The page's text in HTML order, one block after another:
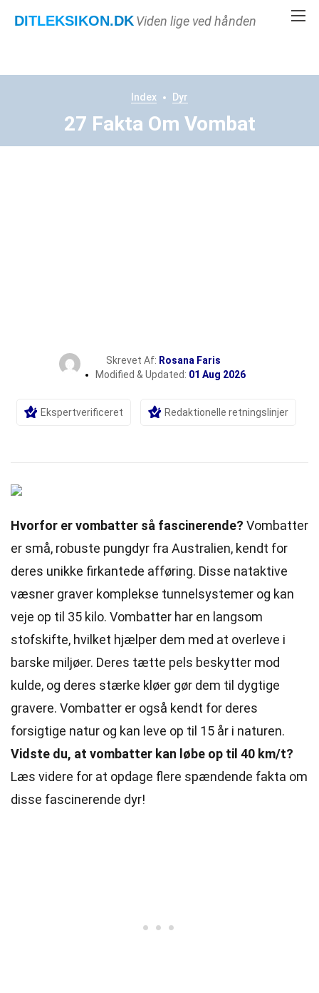
DITLEKSIKON.DKViden lige ved hånden
Index Dyr
27 Fakta Om Vombat
Skrevet Af: Rosana Faris
Modified & Updated: 01 Aug 2026
Ekspertverificeret Redaktionelle retningslinjer
Hvorfor er vombatter så fascinerende? Vombatter
er små, robuste pungdyr fra Australien, kendt for
deres unikke firkantede afføring. Disse nataktive
væsner graver komplekse tunnelsystemer og kan
veje op til 35 kilo. Vombatter har en langsom
stofskifte, hvilket hjælper dem med at overleve i
barske miljøer. Deres tætte pels beskytter mod
kulde, og deres stærke kløer gør dem til dygtige
gravere. Vombatter er også kendt for deres
forsigtige natur og kan leve op til 15 år i naturen.
Vidste du, at vombatter kan løbe op til 40 km/t?
Læs videre for at opdage flere spændende fakta om
disse fascinerende dyr!